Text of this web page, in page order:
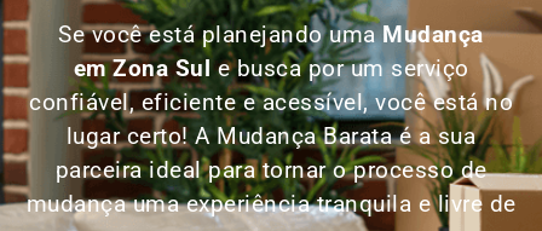
Se você está planejando umaMudança
emZona Sul e busca por um serviço
confiável, eficiente e acessível, você está no
lugar certo! A Mudança Barata é a sua
parceira ideal para tornar o processo de
mudança uma experiência tranquila e livre de